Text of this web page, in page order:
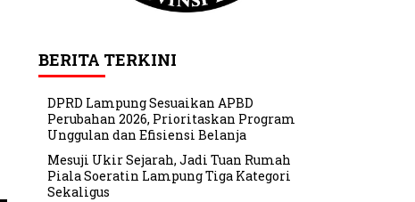
BERITA TERKINI
DPRD Lampung Sesuaikan APBD
Perubahan 2026, Prioritaskan Program
Unggulan dan Efisiensi Belanja
Mesuji Ukir Sejarah, Jadi Tuan Rumah
Piala Soeratin Lampung Tiga Kategori
Sekaligus